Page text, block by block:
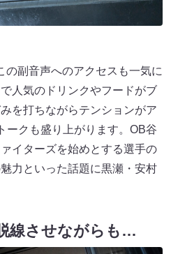
の副音声へのアクセスも一気に
人気のドリンクやフードがブ
を打ちながらテンションがア
ークも盛り上がります。OB谷
イターズを始めとする選手の
力といった話題に黒瀬・安村
線させながらも…